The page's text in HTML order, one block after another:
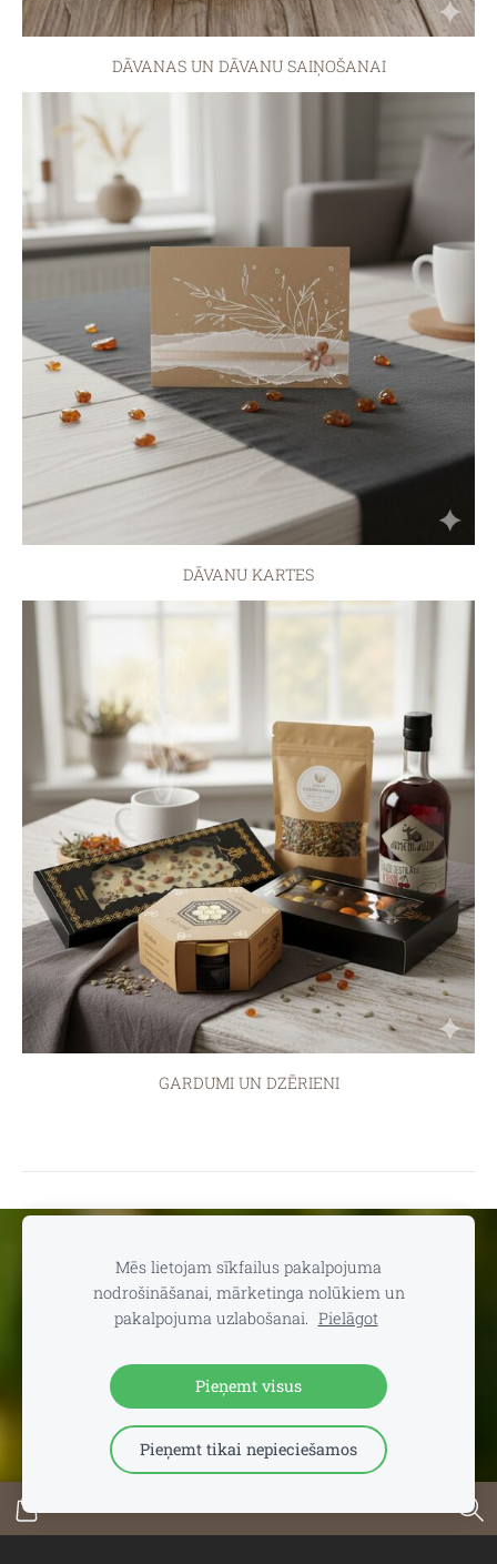
DĀVANAS UN DĀVANU SAIŅOŠANAI
DĀVANU KARTES
GARDUMI UN DZĒRIENI
dāvanu un suvenīru veikals TEV:Aleksandra Čaka ielā 22,
Darba laiks:
P.-C. 11.00-19.00 | P. 11.00-18.00 | S. 11.00-
15.00 | Svētdienās un svētku dienās - SLĒGTS 📞Saziņai:
29102646 (+WhatsApp)
Mēs lietojam sīkfailus pakalpojuma
nodrošināšanai, mārketinga nolūkiem un
pakalpojuma uzlabošanai. Pielāgot
Pieņemt visus
Pieņemt tikai nepieciešamos